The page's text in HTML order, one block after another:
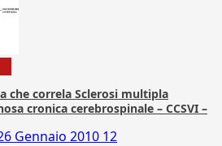
che correla Sclerosi multipla
cronica cerebrospinale – CCSVI –
Gennaio 2010 12